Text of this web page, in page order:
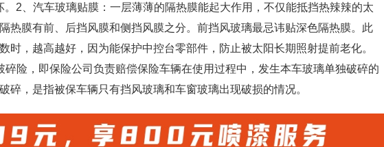
2、汽车玻璃贴膜：一层薄薄的隔热膜能起大作用，不仅能抵挡热辣辣的太
热膜有前、后挡风膜和侧挡风膜之分。前挡风玻璃最忌讳贴深色隔热膜。此
时，越高越好，因为能保护中控台零部件，防止被太阳长期照射提前老化。
险，即保险公司负责赔偿保险车辆在使用过程中，发生本车玻璃单独破碎的
碎，是指被保车辆只有挡风玻璃和车窗玻璃出现破损的情况。